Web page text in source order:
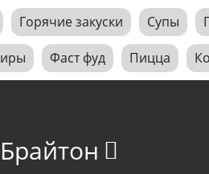
Горячие закуски Супы
Фаст фуд Пицца